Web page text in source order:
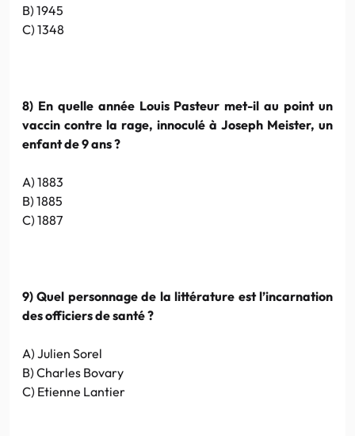
B) 1945
C) 1348
8) En quelle année Louis Pasteur met-il au point un
vaccin contre la rage, innoculé à Joseph Meister, un
enfant de 9 ans ?
A) 1883
B) 1885
C) 1887
9) Quel personnage de la littérature est l’incarnation
des officiers de santé ?
A) Julien Sorel
B) Charles Bovary
C) Etienne Lantier